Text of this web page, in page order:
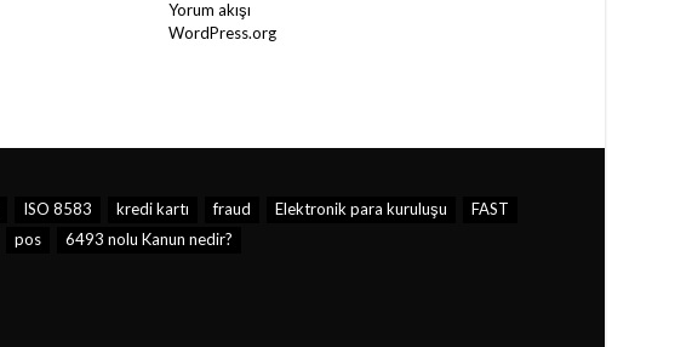
Yorum akışı
WordPress.org
ISO 8583 kredi kartı fraud Elektronik para kuruluşu
FAST
pos 6493 nolu Kanun nedir?